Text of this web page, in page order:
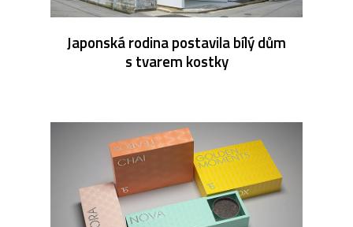
Japonská rodina postavila bílý dům
s tvarem kostky